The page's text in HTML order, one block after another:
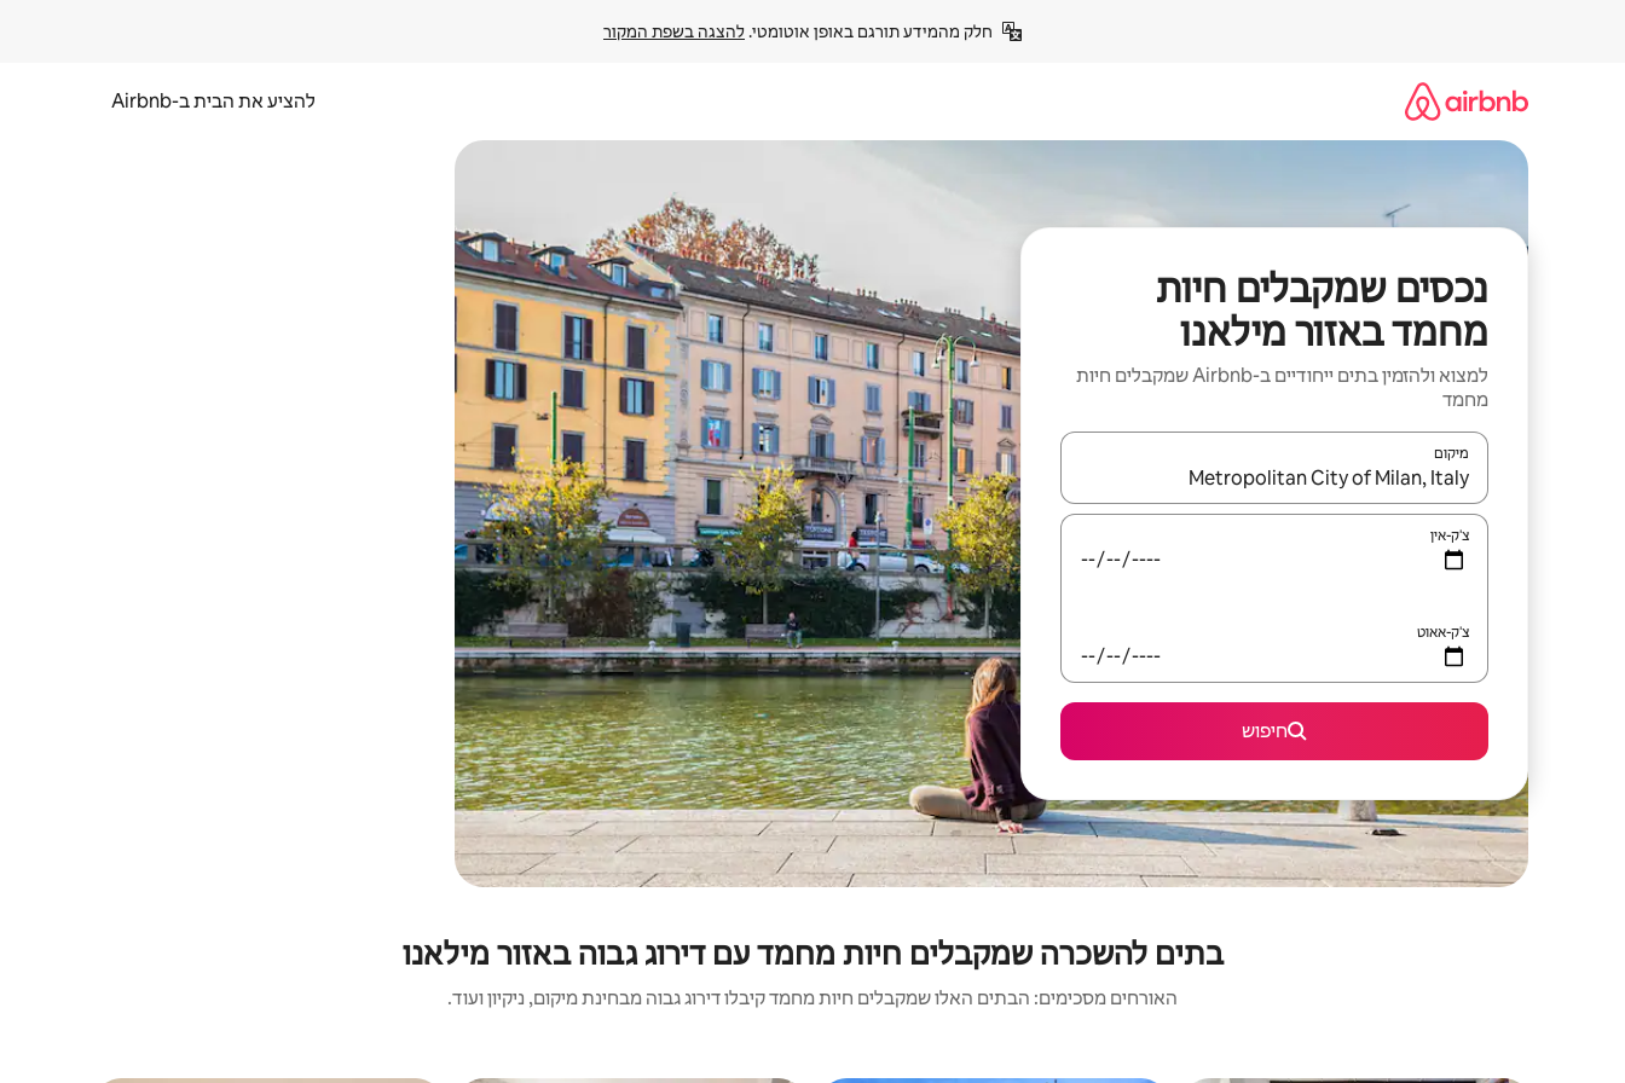
חלק מהמידע תורגם באופן אוטומטי. להצגה בשפת המקור
להציע את הבית ב-Airbnb
נכסים שמקבלים חיות
מחמד באזור מילאנו
למצוא ולהזמין בתים ייחודיים ב-Airbnb שמקבלים חיות
מחמד
מיקום
כאשר התוצאות יהיו זמינות, יש לנווט עם מקשי החיצים למעלה ולמטה או לעיין בעזרת תנועות מגע או החלקה.
צ'ק-אין
צ'ק-אאוט
חיפוש
בתים להשכרה שמקבלים חיות מחמד עם דירוג גבוה באזור מילאנו
האורחים מסכימים: הבתים האלו שמקבלים חיות מחמד קיבלו דירוג גבוה מבחינת מיקום, ניקיון ועוד.